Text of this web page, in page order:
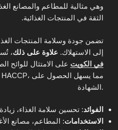
وهي مثالية للمطاعم والمصانع
الثقة في المنتجات الغذائية.
إلى الاستهلاك. علاوة على ذلك،
في الكويت على الامتثال للوائح
الشهادة.
الفوائد: تحسين سلامة الغذاء، زيادة
الاستخدامات: المطاعم، مصانع